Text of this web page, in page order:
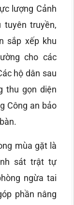
lượng Cảnh
truyền,
sắp xếp khu
cho các
hộ dân sau
thu gọn diện
Công an bảo
mùa gặt là
sát trật tự
ngừa tai
phần nâng